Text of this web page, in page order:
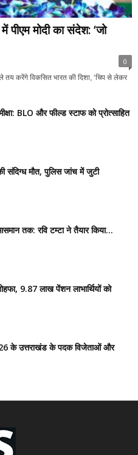
पीएम मोदी का संदेश: ‘जो
0
करेंगे विकसित भारत की दिशा, ‘चिप से लेकर
BLO और फील्ड स्टाफ को प्रोत्साहित
संदिग्ध मौत, पुलिस जांच में जुटी
तक: रवि टम्टा ने तैयार किया...
9.87 लाख पेंशन लाभार्थियों को
के उत्तराखंड के पदक विजेताओं और